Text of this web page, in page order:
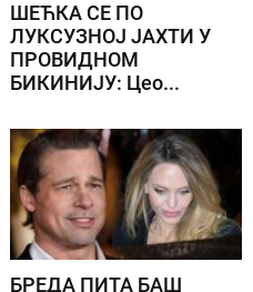
ШЕЋКА СЕ ПО
ЛУКСУЗНОЈ ЈАХТИ У
ПРОВИДНОМ
БИКИНИЈУ: Цео...
БРЕДА ПИТА БАШ